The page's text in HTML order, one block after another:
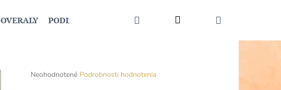
OVERALY PODĽA UDALOSTI MÓDNE DOPLNKY
HĽADAŤPrihlásenie
Priemerné
Neohodnotené Podrobnosti hodnotenia